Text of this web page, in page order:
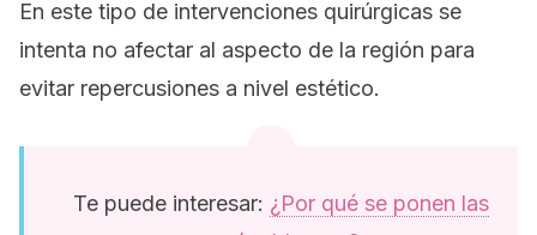
En este tipo de intervenciones quirúrgicas se
intenta no afectar al aspecto de la región para
evitar repercusiones a nivel estético.
Te puede interesar: ¿Por qué se ponen las